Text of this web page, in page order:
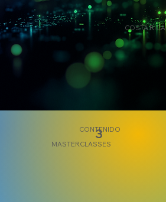
COSTA RICA
CONTENIDO
3
MASTERCLASSES